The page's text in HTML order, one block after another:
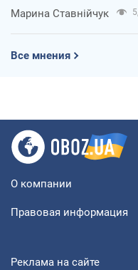
Марина Ставнійчук
Все мнения
О компании
Правовая информация
Реклама на сайте